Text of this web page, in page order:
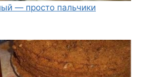
— просто пальчики